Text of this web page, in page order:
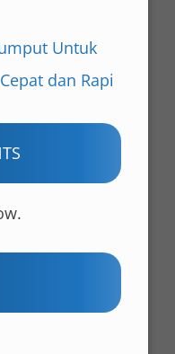
Untuk
dan Rapi